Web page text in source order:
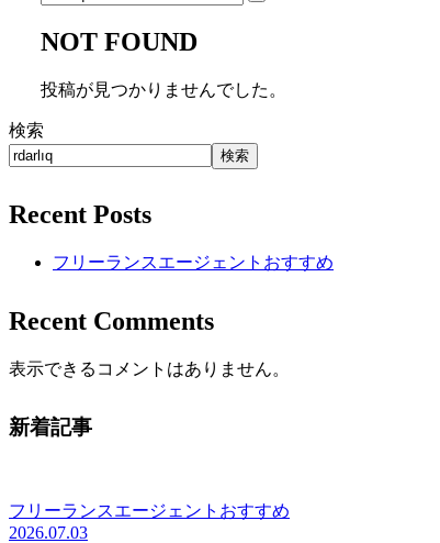
NOT FOUND
投稿が見つかりませんでした。
検索
検索
Recent Posts
フリーランスエージェントおすすめ
Recent Comments
表示できるコメントはありません。
新着記事
フリーランスエージェントおすすめ
2026.07.03